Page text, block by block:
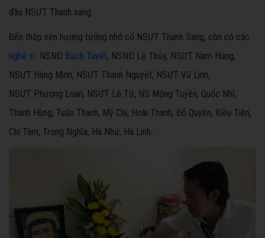
đầu NSƯT Thanh sang
Đến thắp nén hương tưởng nhớ cố NSƯT Thanh Sang, còn có các
nghệ sĩ: NSND Bạch Tuyết, NSND Lệ Thủy, NSƯT Nam Hùng,
NSƯT Hùng Minh, NSƯT Thanh Nguyệt, NSƯT Vũ Linh,
NSƯT Phượng Loan, NSƯT Lê Tứ, NS Mộng Tuyền, Quốc Nhĩ,
Thanh Hùng, Tuấn Thanh, Mỹ Chi, Hoài Thanh, Đỗ Quyên, Kiều Tiên,
Chí Tâm, Trọng Nghĩa, Hà Như, Hà Linh…